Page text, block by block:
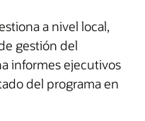
a nivel local,
gestión del
informes ejecutivos
del programa en